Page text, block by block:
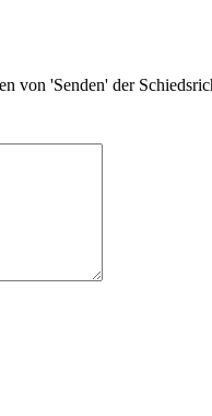
von 'Senden' der